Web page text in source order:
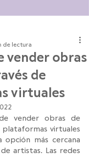
vender obras
de
virtuales
de lectura
vender obras de
virtuales
opción más cercana
artistas. Las redes